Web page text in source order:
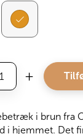
i brun fra
i hjemmet. Det
+